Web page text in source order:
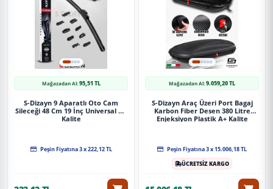
Mağazadan Al:95,51 TL
S-Dizayn 9 Aparatlı Oto Cam
Sileceği 48 Cm 19 İnç Universal A+
Kalite
Peşin Fiyatına 3 x 222,12 TL
Mağazadan Al:9.059,20 TL
S-Dizayn Araç Üzeri Port Bagaj
Karbon Fiber Desen 380 Litre
Enjeksiyon Plastik A+ Kalite
Peşin Fiyatına 3 x 15.006,18 TL
ÜCRETSİZ KARGO